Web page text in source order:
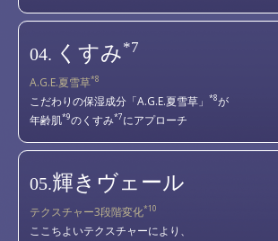
04. くすみ*7
A.G.E.夏雪草*8
こだわりの保湿成分「A.G.E.夏雪草」 *8が
年齢肌*9のくすみ*7にアプローチ
05.輝きヴェール
テクスチャー3段階変化*10
ここちよいテクスチャーにより、